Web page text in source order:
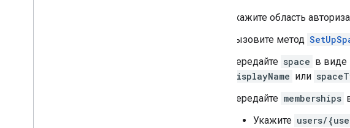
Укажите область
Вызовите метод
Передайте space в виде
displayName или
Передайте memberships
Укажите users/